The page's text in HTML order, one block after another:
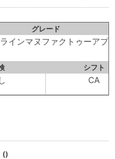
グレード
インマヌファクトゥーアプ
シフト
CA
()